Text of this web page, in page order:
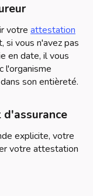
votre attestation
si vous n'avez pas
en date, il vous
l'organisme
son entièreté.
explicite, votre
votre attestation